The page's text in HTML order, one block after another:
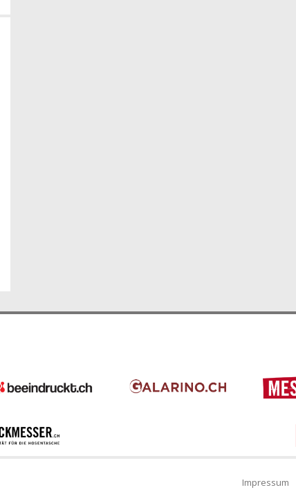
Impressum